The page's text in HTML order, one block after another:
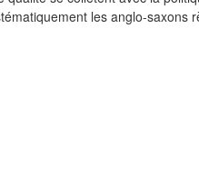
les anglo-saxons